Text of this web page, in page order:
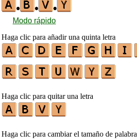
•
• •
Modo rápido
Haga clic para añadir una quinta letra
Haga clic para quitar una letra
Haga clic para cambiar el tamaño de palabra